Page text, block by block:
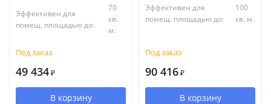
Эффективен для
помещ. площадью до:
70
кв.
м.
Под заказ
49 434 ₽
В корзину
Эффективен для
помещ. площадью до:
100
кв. м.
Под заказ
90 416 ₽
В корзину